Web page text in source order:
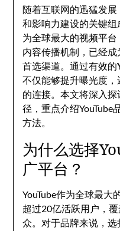
随着互联网的迅猛发
和影响力建设的关键组
为全球最大的视频平
内容传播机制，已经
首选渠道。通过有效的
不仅能够提升曝光度
的连接。本文将深入
径，重点介绍YouTube
方法。
为什么选择
广平台？
YouTube作为全球最大
超过20亿活跃用户，
众。对于品牌来说，选